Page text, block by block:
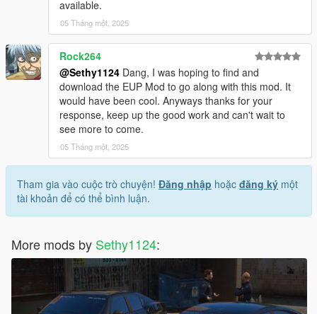
available.
05 Tháng một, 2025
Rock264
@Sethy1124 Dang, I was hoping to find and
download the EUP Mod to go along with this mod. It
would have been cool. Anyways thanks for your
response, keep up the good work and can't wait to
see more to come.
05 Tháng một, 2025
Tham gia vào cuộc trò chuyện! Đăng nhập hoặc đăng ký một
tài khoản để có thể bình luận.
More mods by Sethy1124: